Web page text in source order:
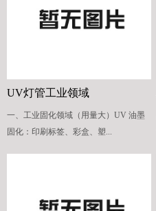
UV灯管工业领域
一、工业固化领域（用量大）UV 油墨
固化：印刷标签、彩盒、塑...